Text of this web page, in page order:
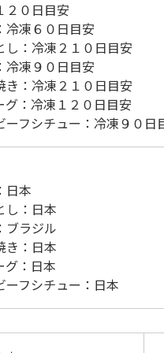
２０日目安
凍６０日目安
：冷凍２１０日目安
凍９０日目安
：冷凍２１０日目安
：冷凍１２０日目安
フシチュー：冷凍９０日
日本
し：日本
ブラジル
き：日本
：日本
フシチュー：日本